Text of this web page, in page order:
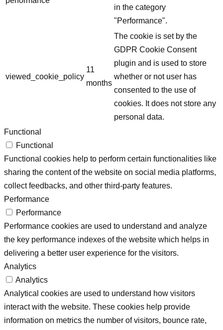
in the category
"Performance".
viewed_cookie_policy
11
months
The cookie is set by the
GDPR Cookie Consent
plugin and is used to store
whether or not user has
consented to the use of
cookies. It does not store any
personal data.
Functional
Functional
Functional cookies help to perform certain functionalities like
sharing the content of the website on social media platforms,
collect feedbacks, and other third-party features.
Performance
Performance
Performance cookies are used to understand and analyze
the key performance indexes of the website which helps in
delivering a better user experience for the visitors.
Analytics
Analytics
Analytical cookies are used to understand how visitors
interact with the website. These cookies help provide
information on metrics the number of visitors, bounce rate,